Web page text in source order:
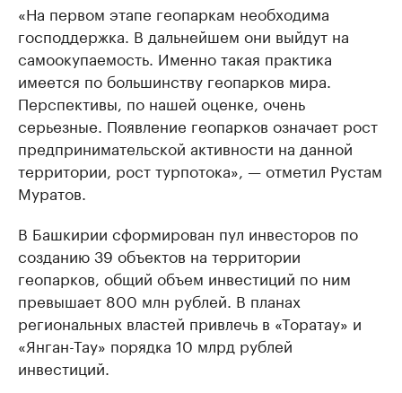
«На первом этапе геопаркам необходима
господдержка. В дальнейшем они выйдут на
самоокупаемость. Именно такая практика
имеется по большинству геопарков мира.
Перспективы, по нашей оценке, очень
серьезные. Появление геопарков означает рост
предпринимательской активности на данной
территории, рост турпотока», — отметил Рустам
Муратов.
В Башкирии сформирован пул инвесторов по
созданию 39 объектов на территории
геопарков, общий объем инвестиций по ним
превышает 800 млн рублей. В планах
региональных властей привлечь в «Торатау» и
«Янган-Тау» порядка 10 млрд рублей
инвестиций.